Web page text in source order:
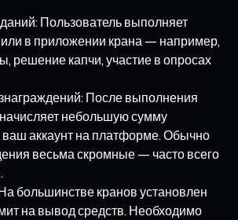
Пользователь выполняет
или в приложении крана — например,
решение капчи, участие в опросах
После выполнения
небольшую сумму
аккаунт на платформе. Обычно
весьма скромные — часто всего
большинстве кранов установлен
на вывод средств. Необходимо